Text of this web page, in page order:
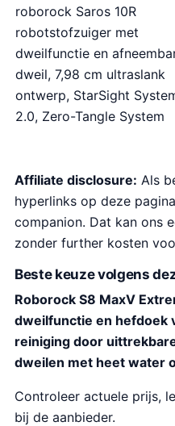
roborock Saros 10R
robotstofzuiger met
dweilfunctie en
dweil, 7,98 cm ultraslank
ontwerp, StarSight
2.0, Zero-Tangle System
Affiliate disclosure: Als
hyperlinks op deze
companion. Dat kan ons
zonder further kosten
Beste keuze volgens
Roborock S8 MaxV
dweilfunctie en hefdoek
reiniging door
dweilen met heet water
Controleer actuele prijs,
bij de aanbieder.